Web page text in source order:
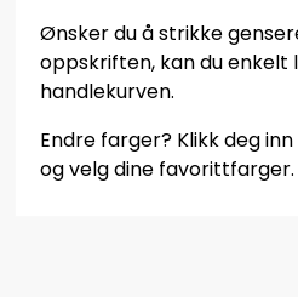
Ønsker du å strikke
oppskriften, kan du enkelt
handlekurven.
Endre farger? Klikk deg
og velg dine favorittfarger.